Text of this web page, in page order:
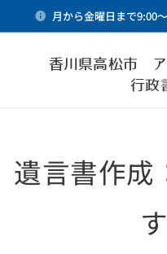
月から金曜日まで9:00
香川県高松市
行政
遺言書作成